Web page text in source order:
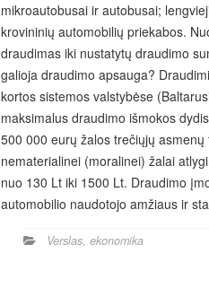
mikroautobusai ir autobusai;
krovininių automobilių priekabos.
draudimas iki nustatytų draudimo
galioja draudimo apsauga?
kortos sistemos valstybėse
maksimalus draudimo išmokos
500 000 eurų žalos trečiųjų
nematerialinei (moralinei) žalai
nuo 130 Lt iki 1500 Lt. Draudimo
automobilio naudotojo amžiaus ir
Verslas, ekonomika